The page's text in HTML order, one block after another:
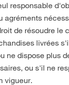
responsable
agréments
de résoudre le
livrées
ne dispose plus
ou s'il ne
vigueur.